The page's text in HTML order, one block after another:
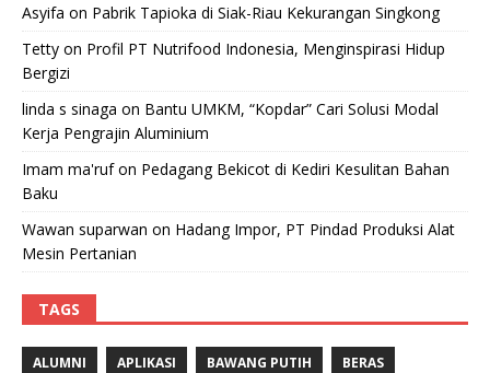
Asyifa on Pabrik Tapioka di Siak-Riau Kekurangan Singkong
Tetty on Profil PT Nutrifood Indonesia, Menginspirasi Hidup
Bergizi
linda s sinaga on Bantu UMKM, “Kopdar” Cari Solusi Modal
Kerja Pengrajin Aluminium
Imam ma'rufon Pedagang Bekicot di Kediri Kesulitan Bahan
Baku
Wawan suparwan on Hadang Impor, PT Pindad Produksi Alat
Mesin Pertanian
TAGS
ALUMNI APLIKASI BAWANG PUTIH BERAS